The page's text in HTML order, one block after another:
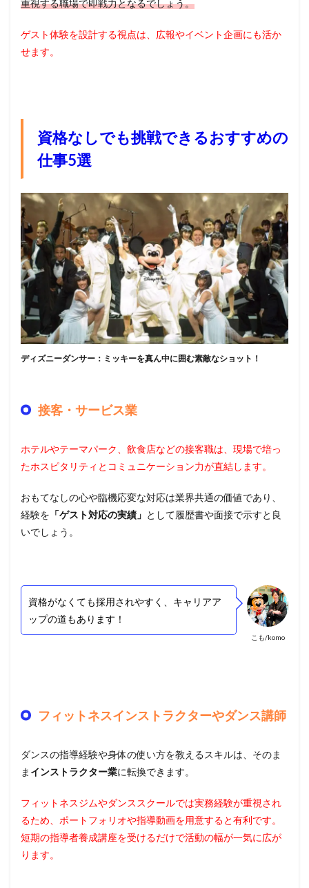
重視する職場で即戦力となるでしょう。
ゲスト体験を設計する視点は、広報やイベント企画にも活か
せます。
資格なしでも挑戦できるおすすめの
仕事5選
ディズニーダンサー：ミッキーを真ん中に囲む素敵なショット！
接客・サービス業
ホテルやテーマパーク、飲食店などの接客職は、現場で培っ
たホスピタリティとコミュニケーション力が直結します。
おもてなしの心や臨機応変な対応は業界共通の価値であり、
経験を 「ゲスト対応の実績」 として履歴書や面接で示すと良
いでしょう。
こも/komo
資格がなくても採用されやすく、キャリアア
ップの道もあります！
フィットネスインストラクターやダンス講師
ダンスの指導経験や身体の使い方を教えるスキルは、そのま
ま インストラクター業に転換できます。
フィットネスジムやダンススクールでは実務経験が重視され
るため、ポートフォリオや指導動画を用意すると有利です。
短期の指導者養成講座を受けるだけで活動の幅が一気に広が
ります。